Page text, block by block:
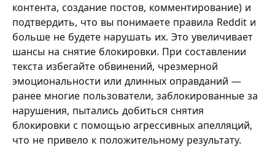
контента, создание постов, комментирование) и
подтвердить, что вы понимаете правила Reddit и
больше не будете нарушать их. Это увеличивает
шансы на снятие блокировки. При составлении
текста избегайте обвинений, чрезмерной
эмоциональности или длинных оправданий —
ранее многие пользователи, заблокированные за
нарушения, пытались добиться снятия
блокировки с помощью агрессивных апелляций,
что не привело к положительному результату.